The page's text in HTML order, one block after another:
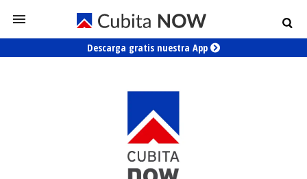
Descarga gratis nuestra App